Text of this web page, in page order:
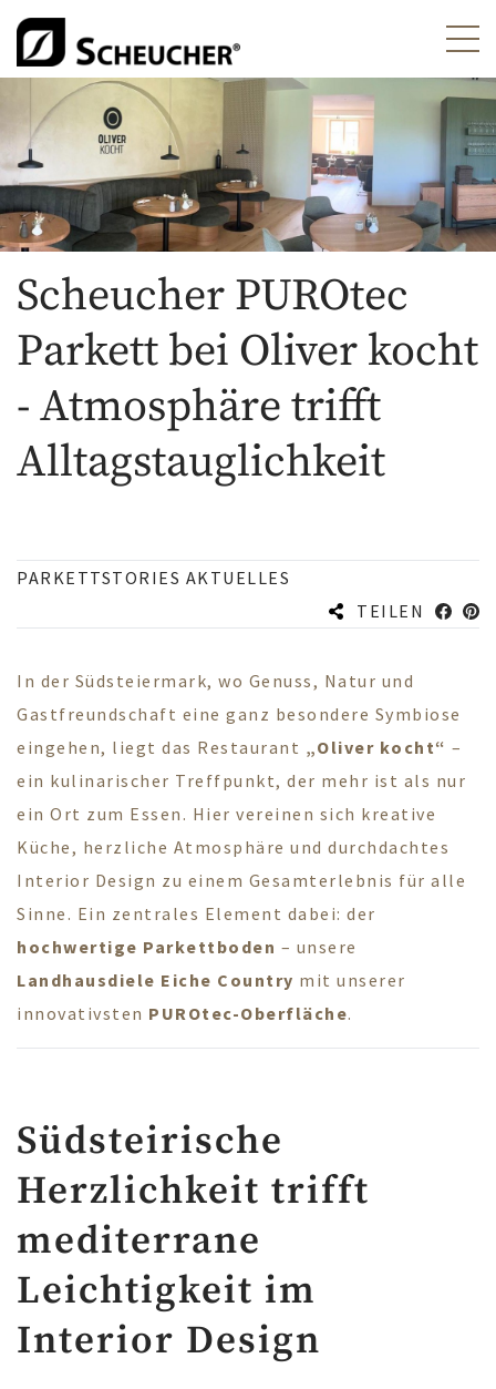
Scheucher PUROtec
Parkett bei Oliver kocht
- Atmosphäre trifft
Alltagstauglichkeit
PARKETTSTORIES AKTUELLES
TEILEN
In der Südsteiermark, wo Genuss, Natur und
Gastfreundschaft eine ganz besondere Symbiose
eingehen, liegt das Restaurant „Oliver kocht“ –
ein kulinarischer Treffpunkt, der mehr ist als nur
ein Ort zum Essen. Hier vereinen sich kreative
Küche, herzliche Atmosphäre und durchdachtes
Interior Design zu einem Gesamterlebnis für alle
Sinne. Ein zentrales Element dabei: der
hochwertige Parkettboden – unsere
Landhausdiele Eiche Country mit unserer
innovativsten PUROtec-Oberfläche.
Südsteirische
Herzlichkeit trifft
mediterrane
Leichtigkeit im
Interior Design